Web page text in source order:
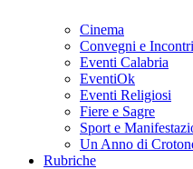
Cinema
Convegni e Incontri
Eventi Calabria
EventiOk
Eventi Religiosi
Fiere e Sagre
Sport e
Un Anno di
Rubriche